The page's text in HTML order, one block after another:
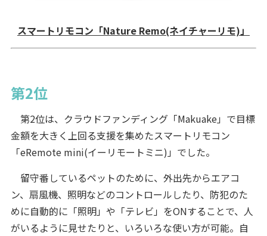
スマートリモコン「Nature Remo(ネイチャーリモ)」
第2位
第2位は、クラウドファンディング「Makuake」で目標
金額を大きく上回る支援を集めたスマートリモコン
「eRemote mini(イーリモートミニ)」でした。
留守番しているペットのために、外出先からエアコ
ン、扇風機、照明などのコントロールしたり、防犯のた
めに自動的に「照明」や「テレビ」をONすることで、人
がいるように見せたりと、いろいろな使い方が可能。自